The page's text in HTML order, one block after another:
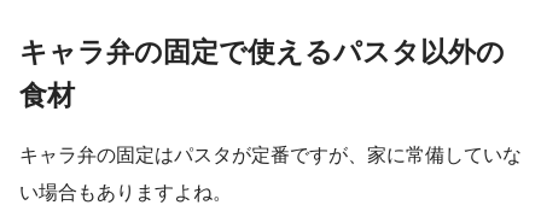
キャラ弁の固定で使えるパスタ以外の
食材
キャラ弁の固定はパスタが定番ですが、家に常備していな
い場合もありますよね。